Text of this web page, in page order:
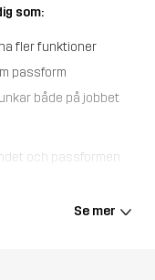
som:
fler funktioner
passform
både på jobbet
och passformen
Se mer